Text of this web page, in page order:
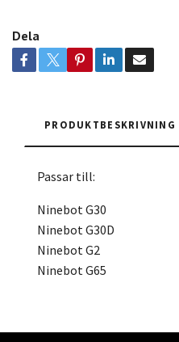
Dela
PRODUKTBESKRIVNING
Passar till:
Ninebot G30
Ninebot G30D
Ninebot G2
Ninebot G65